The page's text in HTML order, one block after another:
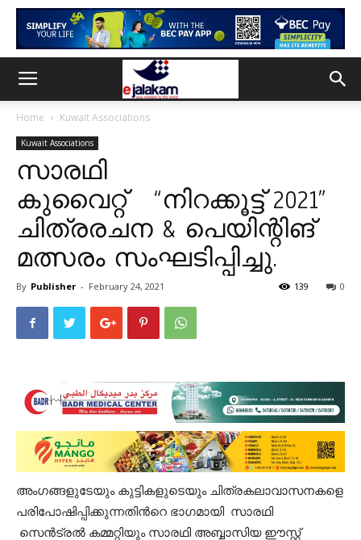
Home Kuwait Associations
Kuwait Associations
സാരഥി
കുവൈറ്റ് “നിറക്കൂട്ട് 2021”
ചിത്രരചന & പെയിന്റിങ്
മത്സരം സംഘടിപ്പിച്ചു.
By Publisher - February 24, 2021 0
139
അംഗങ്ങളുടേയും കുട്ടികളുടെയും ചിത്രകലാവാസനകളെ
പരിപോഷിപ്പിക്കുന്നതിൻറെ ഭാഗമായി സാരഥി
സെൻട്രൽ കമ്മറ്റിയും സാരഥി അബ്ബാസിയ ഈസ്റ്റ്